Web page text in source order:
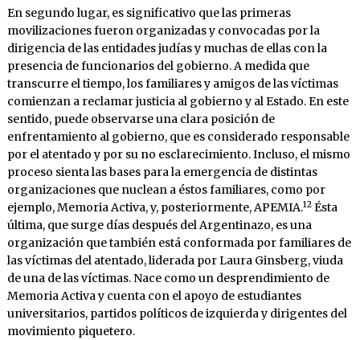
En segundo lugar, es significativo que las primeras
movilizaciones fueron organizadas y convocadas por la
dirigencia de las entidades judías y muchas de ellas con la
presencia de funcionarios del gobierno. A medida que
transcurre el tiempo, los familiares y amigos de las víctimas
comienzan a reclamar justicia al gobierno y al Estado. En este
sentido, puede observarse una clara posición de
enfrentamiento al gobierno, que es considerado responsable
por el atentado y por su no esclarecimiento. Incluso, el mismo
proceso sienta las bases para la emergencia de distintas
organizaciones que nuclean a éstos familiares, como por
ejemplo, Memoria Activa, y, posteriormente, APEMIA.12Ésta
última, que surge días después del Argentinazo, es una
organización que también está conformada por familiares de
las víctimas del atentado, liderada por Laura Ginsberg, viuda
de una de las víctimas. Nace como un desprendimiento de
Memoria Activa y cuenta con el apoyo de estudiantes
universitarios, partidos políticos de izquierda y dirigentes del
movimiento piquetero.